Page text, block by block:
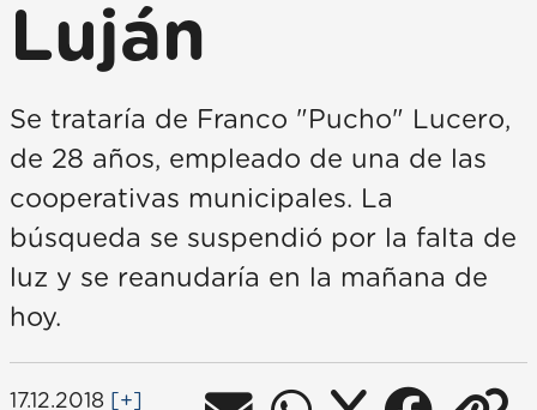
Luján
Se trataría de Franco "Pucho" Lucero,
de 28 años, empleado de una de las
cooperativas municipales. La
búsqueda se suspendió por la falta de
luz y se reanudaría en la mañana de
hoy.
17.12.2018 [+]